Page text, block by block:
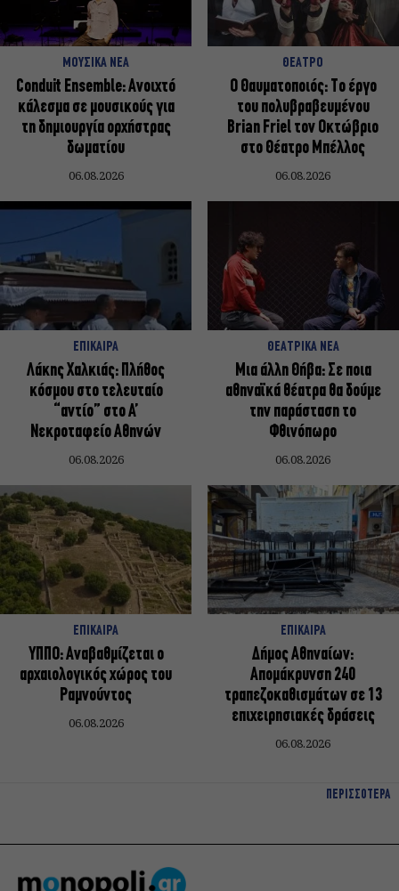
ΜΟΥΣΙΚΑ ΝΕΑ
Conduit Ensemble: Ανοιχτό
κάλεσμα σε μουσικούς για
τη δημιουργία ορχήστρας
δωματίου
06.08.2026
ΘΕΑΤΡΟ
Ο Θαυματοποιός: Το έργο
του πολυβραβευμένου
Brian Friel τον Οκτώβριο
στο Θέατρο Μπέλλος
06.08.2026
ΕΠΙΚΑΙΡΑ
Λάκης Χαλκιάς: Πλήθος
κόσμου στο τελευταίο
“αντίο” στο Α’
Νεκροταφείο Αθηνών
06.08.2026
ΘΕΑΤΡΙΚΑ ΝΕΑ
Μια άλλη Θήβα: Σε ποια
αθηναϊκά θέατρα θα δούμε
την παράσταση το
Φθινόπωρο
06.08.2026
ΕΠΙΚΑΙΡΑ
ΥΠΠΟ: Αναβαθμίζεται ο
αρχαιολογικός χώρος του
Ραμνούντος
06.08.2026
ΕΠΙΚΑΙΡΑ
Δήμος Αθηναίων:
Απομάκρυνση 240
τραπεζοκαθισμάτων σε 13
επιχειρησιακές δράσεις
06.08.2026
ΠΕΡΙΣΣΟΤΕΡΑ